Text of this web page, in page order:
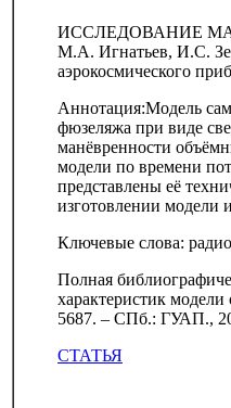
ИССЛЕДОВАНИЕ
М.А. Игнатьев, И.С.
аэрокосмического
Аннотация:Модель
фюзеляжа при виде
манёвренности
модели по времени
представлены её
изготовлении модели
Ключевые слова:
Полная
характеристик
5687. – СПб.: ГУАП.,
СТАТЬЯ